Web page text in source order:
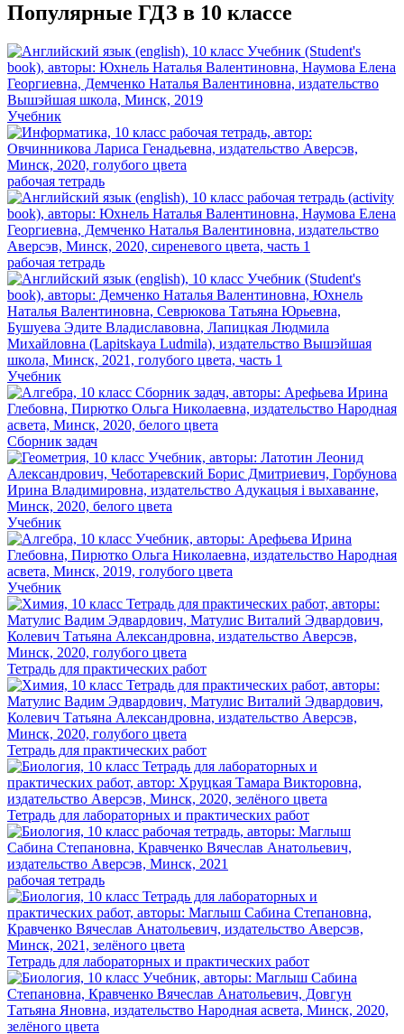
Популярные ГДЗ в 10 классе
Учебник
рабочая тетрадь
рабочая тетрадь
Учебник
Сборник задач
Учебник
Учебник
Тетрадь для практических работ
Тетрадь для практических работ
Тетрадь для лабораторных и практических работ
рабочая тетрадь
Тетрадь для лабораторных и практических работ